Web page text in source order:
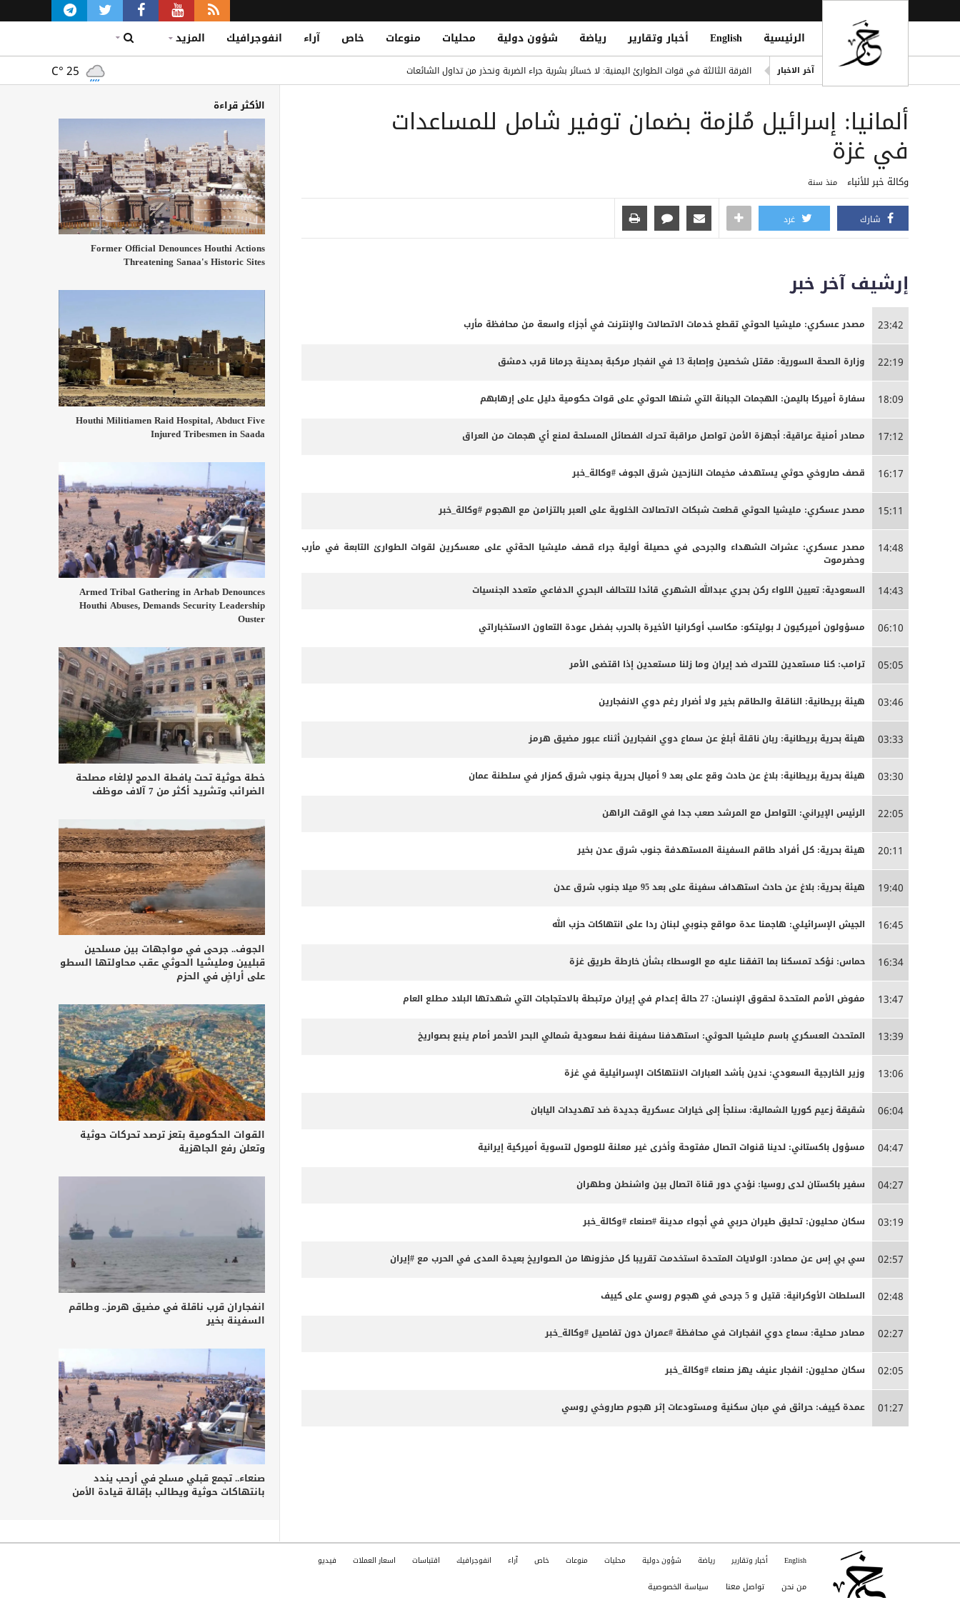
الرئيسية English أخبار وتقارير رياضة شؤون دولية محليات منوعات خاص آراء انفوجرافيك المزيد
آخر الاخبار
الفرقة الثالثة في قوات الطوارئ اليمنية: لا خسائر بشرية جراء الضربة ونحذر من تداول الشائعات
الدفاع اليمنية: القوات المسلحة سترد على العدوان الحوثي في الزمان والمكان المناسبين
فينيسيوس يمدد عقده مع ريال مدريد حتى 2032
C° 25
‏ألمانيا: إسرائيل مُلزمة بضمان توفير شامل للمساعدات
في غزة
وكالة خبر للأنباء منذ سنة
شارك غرد
إرشيف آخر خبر
23:42 مصدر عسكري: مليشيا الحوثي تقطع خدمات الاتصالات والإنترنت في أجزاء واسعة من محافظة مأرب
22:19 وزارة الصحة السورية: مقتل شخصين وإصابة 13 في انفجار مركبة بمدينة جرمانا قرب دمشق
18:09 سفارة أميركا باليمن: الهجمات الجبانة التي شنها الحوثي على قوات حكومية دليل على إرهابهم
17:12 مصادر أمنية عراقية: أجهزة الأمن تواصل مراقبة تحرك الفصائل المسلحة لمنع أي هجمات من العراق
16:17 قصف صاروخي حوثي يستهدف مخيمات النازحين شرق الجوف #وكالة_خبر
15:11 مصدر عسكري: مليشيا الحوثي قطعت شبكات الاتصالات الخلوية على العبر بالتزامن مع الهجوم #وكالة_خبر
14:48
مصدر عسكري: عشرات الشهداء والجرحى ‏في حصيلة أولية جراء قصف مليشيا الحةثي على معسكرين لقوات الطوارئ التابعة في مأرب
وحضرموت
14:43 السعودية: تعيين اللواء ركن بحري عبدالله الشهري قائدا للتحالف البحري الدفاعي متعدد الجنسيات
06:10 مسؤولون أميركيون لـ بوليتكو: مكاسب أوكرانيا الأخيرة بالحرب بفضل عودة التعاون الاستخباراتي
05:05 ترامب: كنا مستعدين للتحرك ضد إيران وما زلنا مستعدين إذا اقتضى الأمر
03:46 هيئة بريطانية: الناقلة والطاقم بخير ولا أضرار رغم دوي الانفجارين
03:33 هيئة بحرية بريطانية: ربان ناقلة أبلغ عن سماع دوي انفجارين أثناء عبور مضيق هرمز
03:30 هيئة بحرية بريطانية: بلاغ عن حادث وقع على بعد 9 أميال بحرية جنوب شرق كمزار في سلطنة عمان
22:05 الرئيس الإيراني: التواصل مع المرشد صعب جدا في الوقت الراهن
20:11 هيئة بحرية: كل أفراد طاقم السفينة المستهدفة جنوب شرق عدن بخير
19:40 هيئة بحرية: بلاغ عن حادث استهداف سفينة على بعد 95 ميلا جنوب شرق عدن
16:45 الجيش الإسرائيلي: هاجمنا عدة مواقع جنوبي لبنان ردا على انتهاكات حزب الله
16:34 حماس: نؤكد تمسكنا بما اتفقنا عليه مع الوسطاء بشأن خارطة طريق غزة
13:47 مفوض الأمم المتحدة لحقوق الإنسان: 27 حالة إعدام في إيران مرتبطة بالاحتجاجات التي شهدتها البلاد مطلع العام
13:39 المتحدث العسكري باسم مليشيا الحوثي: استهدفنا سفينة نفط سعودية شمالي البحر الأحمر أمام ينبع بصواريخ
13:06 وزير الخارجية السعودي: ندين بأشد العبارات الانتهاكات الإسرائيلية في غزة
06:04 شقيقة زعيم كوريا الشمالية: سنلجأ إلى خيارات عسكرية جديدة ضد تهديدات اليابان
04:47 مسؤول باكستاني: لدينا قنوات اتصال مفتوحة وأخرى غير معلنة للوصول لتسوية أميركية إيرانية
04:27 سفير باكستان لدى روسيا: نؤدي دور قناة اتصال بين واشنطن وطهران
03:19 سكان محليون: تحليق طيران حربي في أجواء مدينة #صنعاء #وكالة_خبر
02:57 سي بي إس عن مصادر: الولايات المتحدة استخدمت تقريبا كل مخزونها من الصواريخ بعيدة المدى في الحرب مع #إيران
02:48 السلطات الأوكرانية: قتيل و 5 جرحى في هجوم روسي على كييف
02:27 مصادر محلية: سماع دوي انفجارات في محافظة #عمران دون تفاصيل #وكالة_خبر
02:05 سكان محليون: انفجار عنيف يهز صنعاء #وكالة_خبر
01:27 عمدة كييف: حرائق في مبان سكنية ومستودعات إثر هجوم صاروخي روسي
الأكثر قراءة
Former Official Denounces Houthi Actions
Threatening Sanaa's Historic Sites
Houthi Militiamen Raid Hospital, Abduct Five
Injured Tribesmen in Saada
Armed Tribal Gathering in Arhab Denounces
Houthi Abuses, Demands Security Leadership
Ouster
خطة حوثية تحت يافطة الدمج لإلغاء مصلحة
الضرائب وتشريد أكثر من 7 آلاف موظف
الجوف.. جرحى في مواجهات بين مسلحين
قبليين ومليشيا الحوثي عقب محاولتها السطو
على أراضٍ في الحزم
القوات الحكومية بتعز ترصد تحركات حوثية
وتعلن رفع الجاهزية
انفجاران قرب ناقلة في مضيق هرمز.. وطاقم
السفينة بخير
صنعاء.. تجمع قبلي مسلح في أرحب يندد
بانتهاكات حوثية ويطالب بإقالة قيادة الأمن
English أخبار وتقارير رياضة شؤون دولية محليات منوعات خاص آراء انفوجرافيك اقتباسات اسعار العملات فيديو
من نحن تواصل معنا سياسة الخصوصية